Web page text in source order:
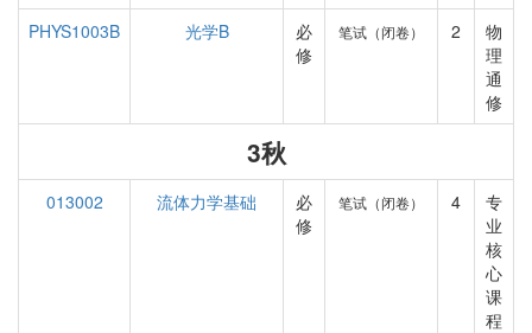
PHYS1003B
光学B
必
修
笔试（闭卷） 2
物
理
通
修
3秋
013002 流体力学基础
必
修
笔试（闭卷） 4
专
业
核
心
课
程